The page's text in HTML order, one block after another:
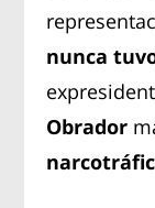
nunca
Obrador